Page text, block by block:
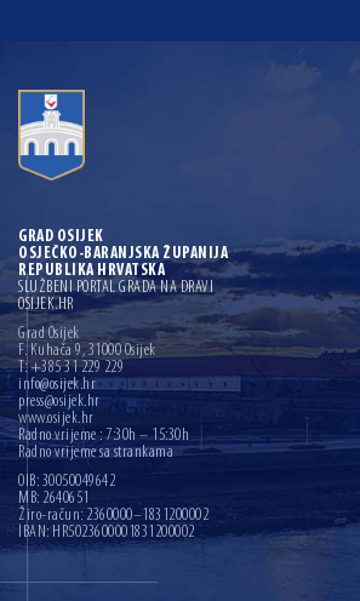
GRAD OSIJEK
OSJEČKO-BARANJSKA ŽUPANIJA
REPUBLIKA HRVATSKA
SLUŽBENI PORTAL GRADA NA DRAVI
OSIJEK.HR
Grad Osijek
F. Kuhača 9, 31000 Osijek
T: +385 31 229 229
info@osijek.hr
press@osijek.hr
www.osijek.hr
Radno vrijeme : 7:30h – 15:30h
Radno vrijeme sa strankama
OIB: 30050049642
MB: 2640651
Žiro-račun: 2360000–1831200002
IBAN: HR5023600001831200002